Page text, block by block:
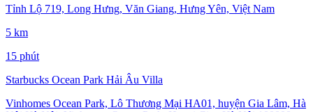
Tỉnh Lộ 719, Long Hưng, Văn Giang, Hưng Yên, Việt Nam
5 km
15 phút
Starbucks Ocean Park Hải Âu Villa
Vinhomes Ocean Park, Lô Thương Mại HA01, huyện Gia Lâm, Hà